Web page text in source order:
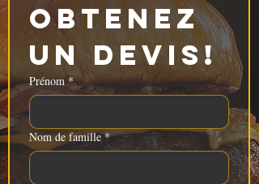
Obtenez
un devis!
Prénom *
Nom de famille *